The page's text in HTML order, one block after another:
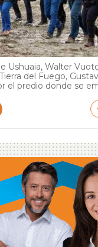
Ushuaia, Walter
del Fuego,
el predio donde se